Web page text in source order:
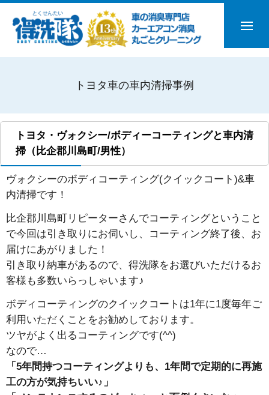
トヨタ車の車内清掃事例
トヨタ・ヴォクシー/ボディーコーティングと車内清
掃（比企郡川島町/男性）
ヴォクシーのボディコーティング(クイックコート)&車
内清掃です！
比企郡川島町リピーターさんでコーティングということ
で今回は引き取りにお伺いし、コーティング終了後、お
届けにあがりました！
引き取り納車があるので、得洗隊をお選びいただけるお
客様も多数いらっしゃいます♪
ボディコーティングのクイックコートは1年に1度毎年ご
利用いただくことをお勧めしております。
ツヤがよく出るコーティングです(^^)
なので…
「5年間持つコーティングよりも、1年間で定期的に再施
工の方が気持ちいい♪」